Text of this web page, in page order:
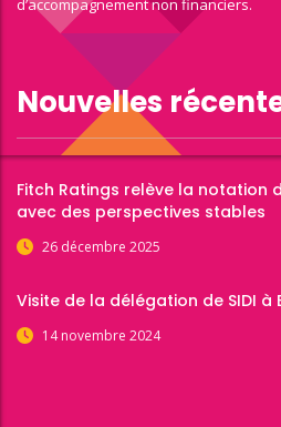
d’accompagnement non financiers.
Nouvelles
Fitch Ratings relève la notation
avec des perspectives stables
26 décembre 2025
Visite de la délégation de SIDI à
14 novembre 2024